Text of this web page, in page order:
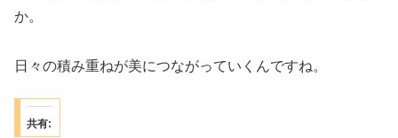
か。
日々の積み重ねが美につながっていくんですね。
共有: